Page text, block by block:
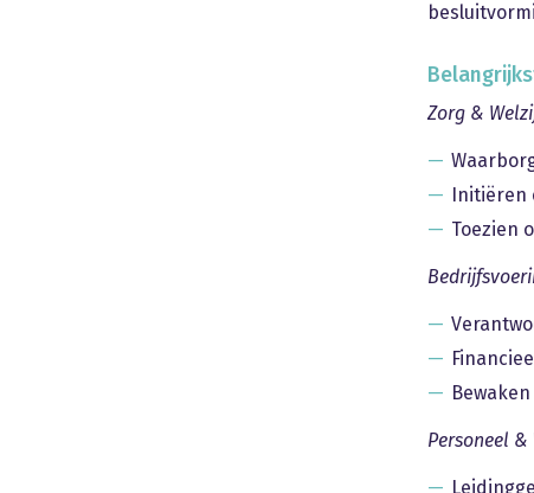
Zorg &
Initiëren
Toezien
Personeel